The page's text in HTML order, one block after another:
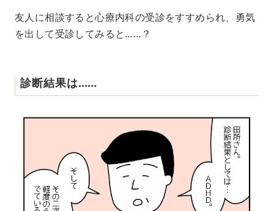
友人に相談すると心療内科の受診をすすめられ、勇気
を出して受診してみると……？
診断結果は……